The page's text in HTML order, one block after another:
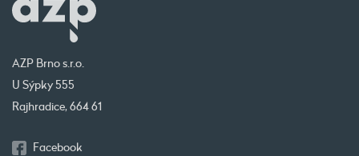
AZP Brno s.r.o.
U Sýpky 555
Rajhradice, 664 61
Facebook